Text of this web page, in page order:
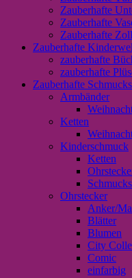
Zauberhafte
Zauberhafte
Zauberhafte
Zauberhafte
zauberhafte
zauberhafte
Zauberhafte
Armbänder
Ketten
Kinderschmuck
Ketten
Ohrstecker
Anker/
Blätter
Blumen
City
Comic
einfarbig